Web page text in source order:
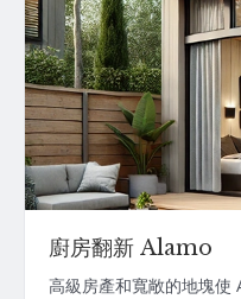
廚房翻新 Alamo
高級房產和寬敞的地塊使